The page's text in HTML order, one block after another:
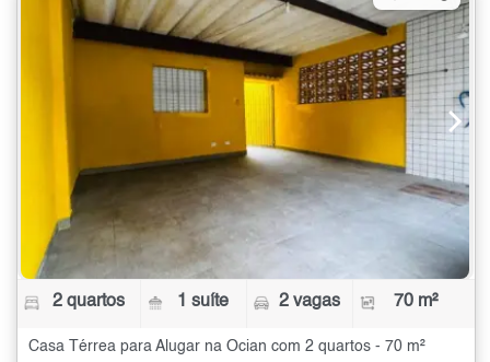
2 quartos 1 suíte 2 vagas 70 m²
Casa Térrea para Alugar na Ocian com 2 quartos - 70 m²